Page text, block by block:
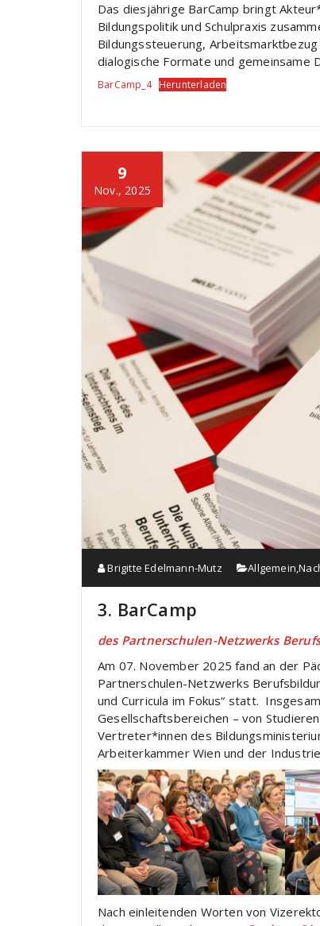
Das diesjährige BarCamp bringt
Bildungspolitik und Schulpraxis
Bildungssteuerung,
dialogische Formate und gemeinsame
BarCamp_4 Herunterladen
9
Nov., 2025
Brigitte Edelmann-Mutz Allgemein,
3. BarCamp
des Partnerschulen-Netzwerks
Am 07. November 2025 fand an der
Partnerschulen-Netzwerks
und Curricula im Fokus“ statt.
Gesellschaftsbereichen – von
Vertreter*innen des
Arbeiterkammer Wien und der
Nach einleitenden Worten von